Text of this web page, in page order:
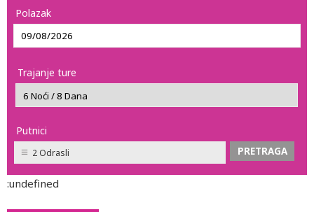
Polazak
Trajanje ture
Putnici
2 Odrasli
:undefined